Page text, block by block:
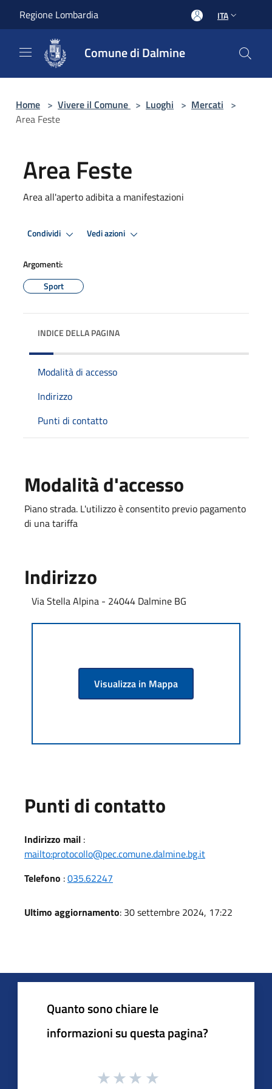
Regione Lombardia ITA
Comune di Dalmine
Home > Vivere il Comune > Luoghi > Mercati >
Area Feste
Area Feste
Area all'aperto adibita a manifestazioni
Condividi Vedi azioni
Argomenti:
Sport
INDICE DELLA PAGINA
Modalità di accesso
Indirizzo
Punti di contatto
Modalità d'accesso
Piano strada. L'utilizzo è consentito previo pagamento
di una tariffa
Indirizzo
Via Stella Alpina - 24044 Dalmine BG
Visualizza in Mappa
Punti di contatto
Indirizzo mail :
mailto:protocollo@pec.comune.dalmine.bg.it
Telefono :035.62247
Ultimo aggiornamento: 30 settembre 2024, 17:22
Quanto sono chiare le
informazioni su questa pagina?